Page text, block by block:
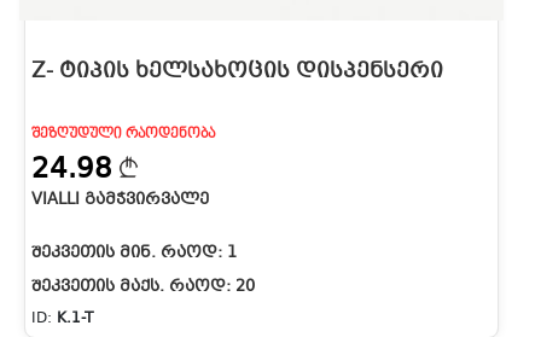
Z- ᲢᲘᲞᲘᲡ ᲮᲔᲚᲡᲐᲮᲝᲪᲘᲡ ᲓᲘᲡᲞᲔᲜᲡᲔᲠᲘ
24.98
ᲨᲔᲖᲦᲣᲓᲣᲚᲘ ᲠᲐᲝᲓᲔᲜᲝᲑᲐ
VIALLI ᲒᲐᲛᲭᲕᲘᲠᲕᲐᲚᲔ
ᲨᲔᲙᲕᲔᲗᲘᲡ ᲛᲘᲜ. ᲠᲐᲝᲓ: 1
ᲨᲔᲙᲕᲔᲗᲘᲡ ᲛᲐᲥᲡ. ᲠᲐᲝᲓ: 20
ID: K.1-T